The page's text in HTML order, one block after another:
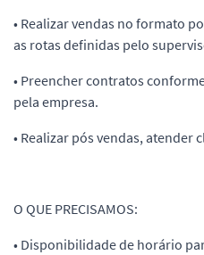
• Realizar vendas no formato
as rotas definidas pelo
• Preencher contratos
pela empresa.
• Realizar pós vendas, atender
O QUE PRECISAMOS:
• Disponibilidade de horário